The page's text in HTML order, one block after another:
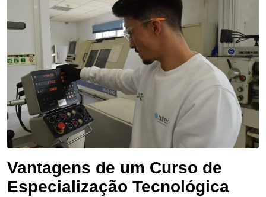
Vantagens de um Curso de
Especialização Tecnológica